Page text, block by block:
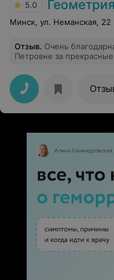
5.0
Минск, ул. Неманская, 22
Отзыв. Очень
Петровне за
это время очень
направлены именно на
несмотря даже на то,
делает упражнения на
нужно именно ему